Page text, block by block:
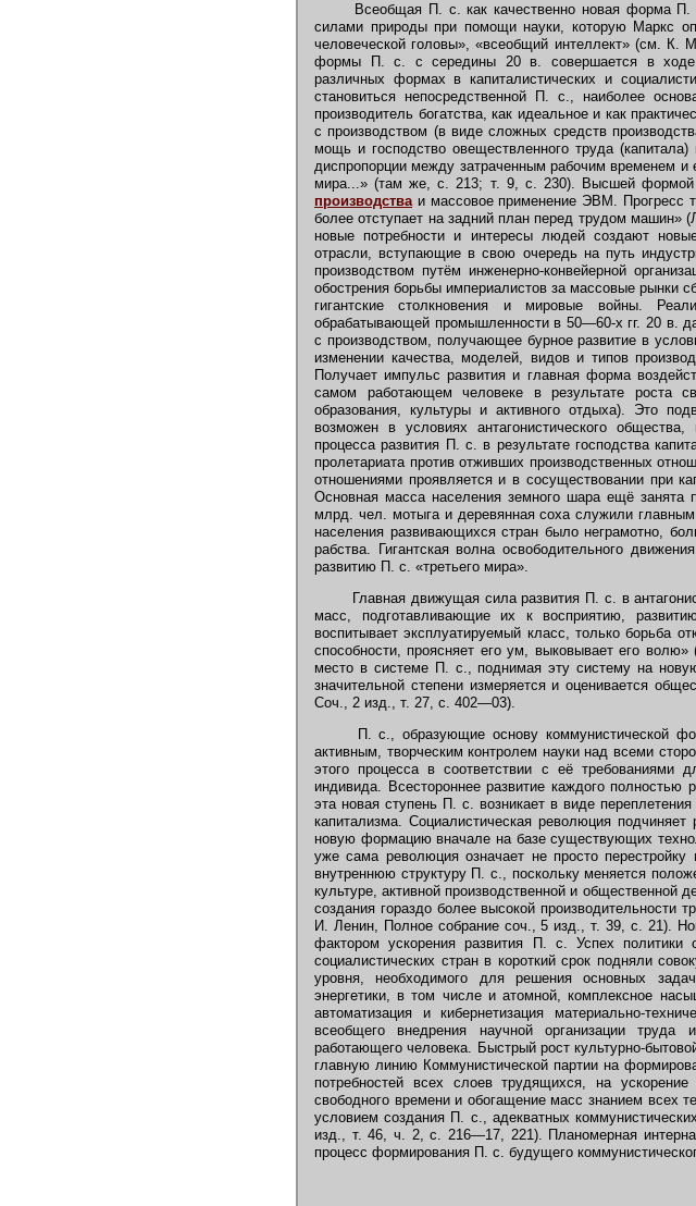
Всеобщая П. с. как качественно новая форма П.
силами природы при помощи науки, которую Маркс
человеческой головы», «всеобщий интеллект» (см.
формы П. с. с середины 20 в. совершается в ходе
различных формах в капиталистических и
становиться непосредственной П. с., наиболее
производитель богатства, как идеальное и как
с производством (в виде сложных средств
мощь и господство овеществленного труда
диспропорции между затраченным рабочим временем и
мира...» (там же, с. 213; т. 9, с. 230). Высшей формой
производстваи массовое применение ЭВМ. Прогресс
более отступает на задний план перед трудом
новые потребности и интересы людей создают
отрасли, вступающие в свою очередь на путь
производством путём инженерно-конвейерной
обострения борьбы империалистов за массовые рынки
гигантские столкновения и мировые войны.
обрабатывающей промышленности в 50—60-х гг. 20 в.
с производством, получающее бурное развитие в
изменении качества, моделей, видов и типов
Получает импульс развития и главная форма
самом работающем человеке в результате роста
образования, культуры и активного отдыха). Это
возможен в условиях антагонистического
процесса развития П. с. в результате господства
пролетариата против отживших производственных
отношениями проявляется и в сосуществовании при
Основная масса населения земного шара ещё
млрд. чел. мотыга и деревянная соха служили
населения развивающихся стран было неграмотно,
рабства. Гигантская волна освободительного
развитию П. с. «третьего мира».
Главная движущая сила развития П. с. в
масс, подготавливающие их к восприятию,
воспитывает эксплуатируемый класс, только борьба
способности, проясняет его ум, выковывает его
место в системе П. с., поднимая эту систему на
значительной степени измеряется и оценивается
Соч., 2 изд., т. 27, с. 402—03).
П. с., образующие основу коммунистической
активным, творческим контролем науки над всеми
этого процесса в соответствии с её требованиями
индивида. Всестороннее развитие каждого
эта новая ступень П. с. возникает в виде
капитализма. Социалистическая революция
новую формацию вначале на базе существующих
уже сама революция означает не просто перестройку
внутреннюю структуру П. с., поскольку меняется
культуре, активной производственной и общественной
создания гораздо более высокой производительности
И. Ленин, Полное собрание соч., 5 изд., т. 39, с. 21).
фактором ускорения развития П. с. Успех политики
социалистических стран в короткий срок подняли
уровня, необходимого для решения основных
энергетики, в том числе и атомной, комплексное
автоматизация и кибернетизация материально-
всеобщего внедрения научной организации труда
работающего человека. Быстрый рост культурно-
главную линию Коммунистической партии на
потребностей всех слоев трудящихся, на
свободного времени и обогащение масс знанием всех
условием создания П. с., адекватных
изд., т. 46, ч. 2, с. 216—17, 221). Планомерная
процесс формирования П. с. будущего